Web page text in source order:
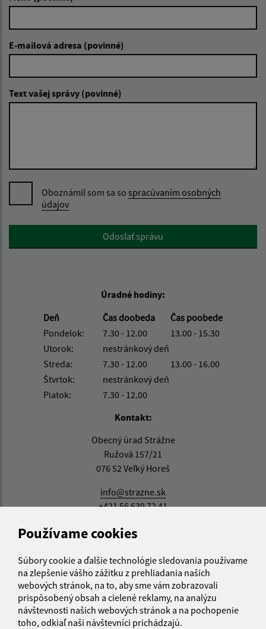
Používame cookies
Súbory cookie a ďalšie technológie sledovania používame
na zlepšenie vášho zážitku z prehliadania našich
webových stránok, na to, aby sme vám zobrazovali
prispôsobený obsah a cielené reklamy, na analýzu
návštevnosti našich webových stránok a na pochopenie
toho, odkiaľ naši návštevníci prichádzajú.
E-mailová adresa (povinné)
Text vašej správy (povinné)
Oboznámil som sa so spracúvaním osobných
údajov
Google reCaptcha ResponseOdoslať správu
Úradné hodiny:
Deň
Čas doobeda
Čas poobede
Pondelok:
7.30 - 12.00
13.00 - 15.30
Utorok:
nestránkový deň
Streda:
7.30 - 12.00
13.00 - 16.00
Štvrtok:
nestránkový deň
Piatok:
7.30 - 12.00
Kontakt:
Obecný úrad Strážne
Ružová 157/21
076 52 Veľký Horeš
info@strazne.sk
+421 56 639 72 41
IČO: 00331961